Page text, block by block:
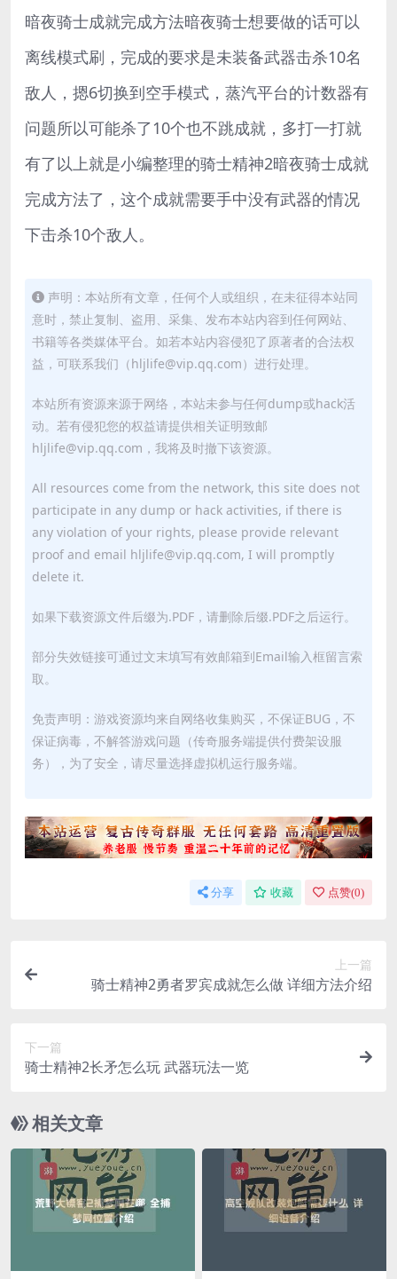
暗夜骑士成就完成方法暗夜骑士想要做的话可以
离线模式刷，完成的要求是未装备武器击杀10名
敌人，摁6切换到空手模式，蒸汽平台的计数器有
问题所以可能杀了10个也不跳成就，多打一打就
有了以上就是小编整理的骑士精神2暗夜骑士成就
完成方法了，这个成就需要手中没有武器的情况
下击杀10个敌人。
声明：本站所有文章，任何个人或组织，在未征得本站同
意时，禁止复制、盗用、采集、发布本站内容到任何网站、
书籍等各类媒体平台。如若本站内容侵犯了原著者的合法权
益，可联系我们（hljlife@vip.qq.com）进行处理。
本站所有资源来源于网络，本站未参与任何dump或hack活
动。若有侵犯您的权益请提供相关证明致邮
hljlife@vip.qq.com，我将及时撤下该资源。
All resources come from the network, this site does not
participate in any dump or hack activities, if there is
any violation of your rights, please provide relevant
proof and email hljlife@vip.qq.com, I will promptly
delete it.
如果下载资源文件后缀为.PDF，请删除后缀.PDF之后运行。
部分失效链接可通过文末填写有效邮箱到Email输入框留言索
取。
免责声明：游戏资源均来自网络收集购买，不保证BUG，不
保证病毒，不解答游戏问题（传奇服务端提供付费架设服
务），为了安全，请尽量选择虚拟机运行服务端。
分享 收藏 点赞(0)
上一篇
骑士精神2勇者罗宾成就怎么做 详细方法介绍
下一篇
骑士精神2长矛怎么玩 武器玩法一览
相关文章